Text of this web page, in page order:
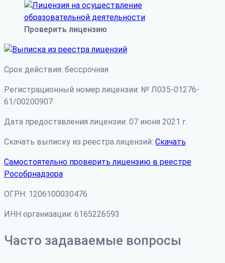
Проверить лицензию
Срок действия: бессрочная
Регистрационный номер лицензии: № Л035-01276-
61/00200907
Дата предоставления лицензии: 07 июня 2021 г.
Скачать выписку из реестра лицензий: Скачать
Самостоятельно проверить лицензию в реестре
Рособрнадзора
ОГРН: 1206100030476
ИНН организации: 6165226593
Часто задаваемые вопросы